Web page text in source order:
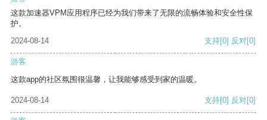
这款加速器VPM应用程序已经为我们带来了无限的流畅体验和安全性保
护。
2024-08-14
支持[0] 反对[0]
游客
这款app的社区氛围很温馨，让我能够感受到家的温暖。
2024-08-14 支持[0] 反对[0]